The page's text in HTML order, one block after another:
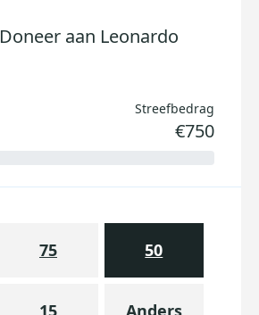
Doneer aan Leonardo
Streefbedrag
€750
75 50
15 Anders